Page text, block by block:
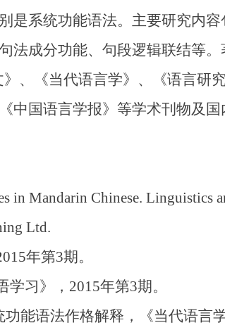
系统功能语法。主要研究内容
成分功能、句段逻辑联结等。
》、《当代语言学》、《语言研
中国语言学报》等学术刊物及
Mandarin Chinese. Linguistics
Ltd.
年第3期。
习》，2015年第3期。
语法作格解释，《当代语言学